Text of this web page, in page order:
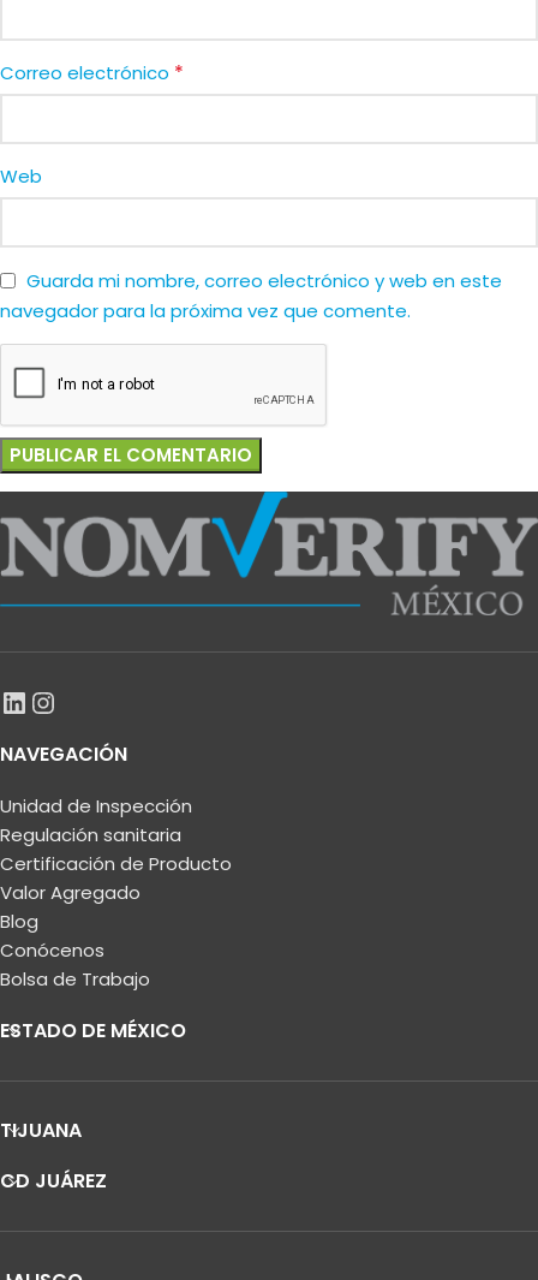
Correo electrónico *
Web
Guarda mi nombre, correo electrónico y web en este
navegador para la próxima vez que comente.
NAVEGACIÓN
Unidad de Inspección
Regulación sanitaria
Certificación de Producto
Valor Agregado
Blog
Conócenos
Bolsa de Trabajo
ESTADO DE MÉXICO
TIJUANA
CD JUÁREZ